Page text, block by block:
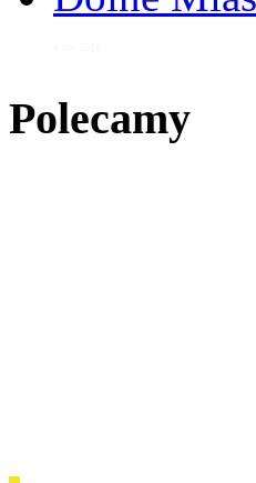
Polecamy